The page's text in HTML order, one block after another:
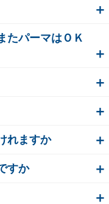
たパーマはＯＫ
れますか
すか